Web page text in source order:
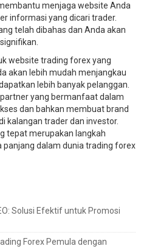
menjaga website Anda
informasi yang dicari trader.
telah dibahas dan Anda akan
website trading forex yang
akan lebih mudah menjangkau
lebih banyak pelanggan.
yang bermanfaat dalam
dan bahkan membuat brand
kalangan trader dan investor.
tepat merupakan langkah
panjang dalam dunia trading forex
Solusi Efektif untuk Promosi
Forex Pemula dengan